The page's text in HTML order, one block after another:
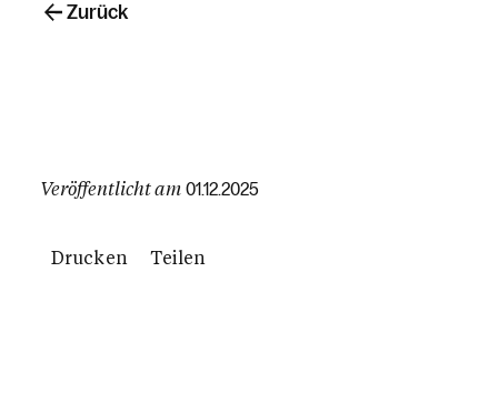
Veröffentlicht am 01.12.2025
Drucken Teilen
Zurück